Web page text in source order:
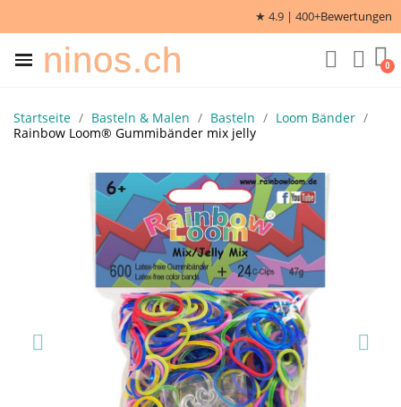
★ 4.9 | 400+Bewertungen
ninos.ch
Startseite Basteln & Malen Basteln
Loom Bänder
Rainbow Loom® Gummibänder mix jelly